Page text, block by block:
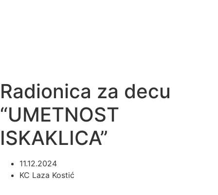
Radionica za decu
“UMETNOST
ISKAKLICA”
11.12.2024
KC Laza Kostić